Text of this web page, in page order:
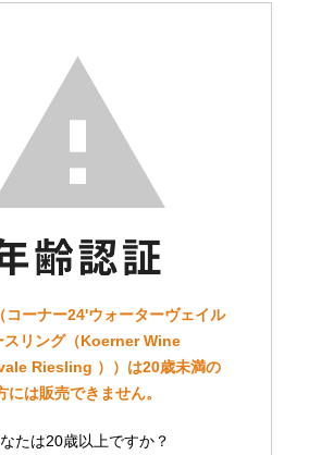
コーナー24'ウォーターヴェイル
スリング（Koerner Wine
Riesling ））は20歳未満の
には販売できません。
たは20歳以上ですか？